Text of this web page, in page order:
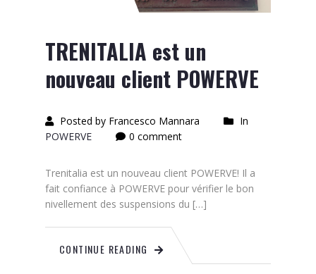
TRENITALIA est un
nouveau client POWERVE
Posted by Francesco Mannara
In
POWERVE
0 comment
Trenitalia est un nouveau client POWERVE! Il a
fait confiance à POWERVE pour vérifier le bon
nivellement des suspensions du […]
CONTINUE READING